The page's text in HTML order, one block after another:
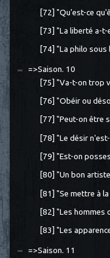
[72] "Qu'est-ce
[73] "La liberté a-t-
[74] "La philo sous
=>Saison. 10
[75] "Va-t-on trop
[76] "Obéir ou
[77] "Peut-on être
[78] "Le désir
[79] "Est-on
[80] "Un bon
[81] "Se mettre à
[82] "Les hommes
[83] "Les
=>Saison. 11